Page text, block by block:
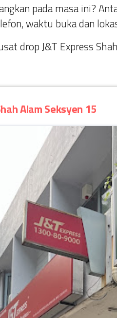
pada masa ini?
waktu buka dan
drop J&T Express
Alam Seksyen 15